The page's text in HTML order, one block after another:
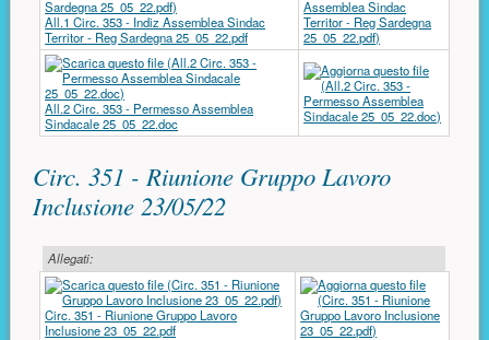
All.1 Circ. 353 - Indiz Assemblea Sindac
Territor - Reg Sardegna 25_05_22.pdf
All.2 Circ. 353 - Permesso Assemblea
Sindacale 25_05_22.doc
Circ. 351 - Riunione Gruppo Lavoro
Inclusione 23/05/22
Allegati:
Circ. 351 - Riunione Gruppo Lavoro
Inclusione 23_05_22.pdf